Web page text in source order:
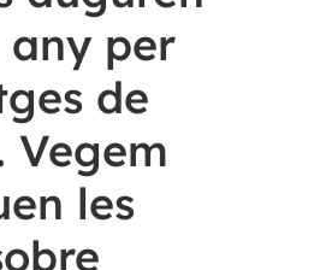
any per
de
Vegem
les